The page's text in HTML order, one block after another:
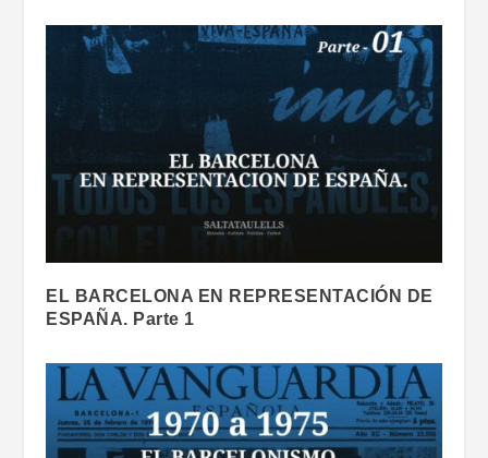
EL BARCELONA EN REPRESENTACIÓN DE
ESPAÑA. Parte 1